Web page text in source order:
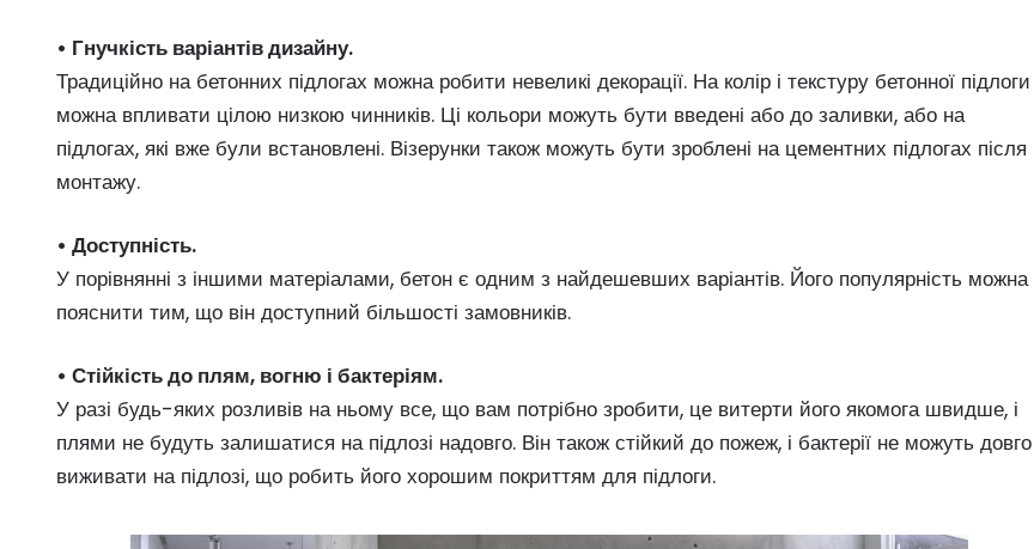
• Гнучкість варіантів дизайну.
Традиційно на бетонних підлогах можна робити невеликі декорації. На колір і текстуру бетонної підлоги
можна впливати цілою низкою чинників. Ці кольори можуть бути введені або до заливки, або на
підлогах, які вже були встановлені. Візерунки також можуть бути зроблені на цементних підлогах після
монтажу.
• Доступність.
У порівнянні з іншими матеріалами, бетон є одним з найдешевших варіантів. Його популярність можна
пояснити тим, що він доступний більшості замовників.
• Стійкість до плям, вогню і бактеріям.
У разі будь-яких розливів на ньому все, що вам потрібно зробити, це витерти його якомога швидше, і
плями не будуть залишатися на підлозі надовго. Він також стійкий до пожеж, і бактерії не можуть довго
виживати на підлозі, що робить його хорошим покриттям для підлоги.